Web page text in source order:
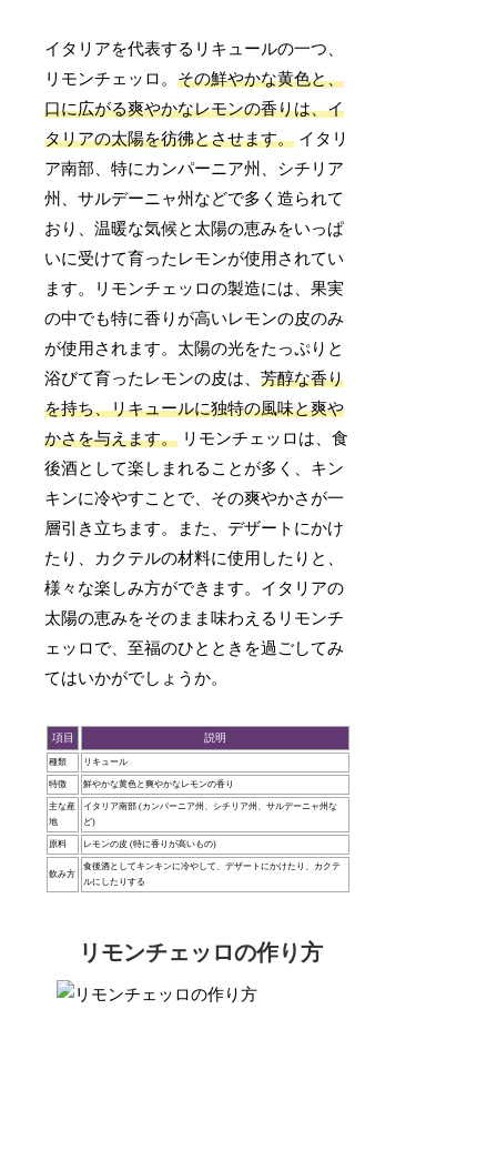
イタリアを代表するリキュールの一つ、
リモンチェッロ。その鮮やかな黄色と、
口に広がる爽やかなレモンの香りは、イ
タリアの太陽を彷彿とさせます。 イタリ
ア南部、特にカンパーニア州、シチリア
州、サルデーニャ州などで多く造られて
おり、温暖な気候と太陽の恵みをいっぱ
いに受けて育ったレモンが使用されてい
ます。リモンチェッロの製造には、果実
の中でも特に香りが高いレモンの皮のみ
が使用されます。太陽の光をたっぷりと
浴びて育ったレモンの皮は、芳醇な香り
を持ち、リキュールに独特の風味と爽や
かさを与えます。 リモンチェッロは、食
後酒として楽しまれることが多く、キン
キンに冷やすことで、その爽やかさが一
層引き立ちます。また、デザートにかけ
たり、カクテルの材料に使用したりと、
様々な楽しみ方ができます。イタリアの
太陽の恵みをそのまま味わえるリモンチ
ェッロで、至福のひとときを過ごしてみ
てはいかがでしょうか。
項目 説明
種類 リキュール
特徴 鮮やかな黄色と爽やかなレモンの香り
主な産
地
イタリア南部 (カンパーニア州、シチリア州、サルデーニャ州な
ど)
原料 レモンの皮 (特に香りが高いもの)
飲み方
食後酒としてキンキンに冷やして、デザートにかけたり、カクテ
ルにしたりする
リモンチェッロの作り方